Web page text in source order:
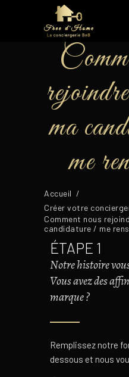
ma
me
Accueil /
Créer votre
Comment nous
candidature / me
ÉTAPE 1
Notre histoire
Vous avez des
marque ?
Remplissez notre
dessous et nous